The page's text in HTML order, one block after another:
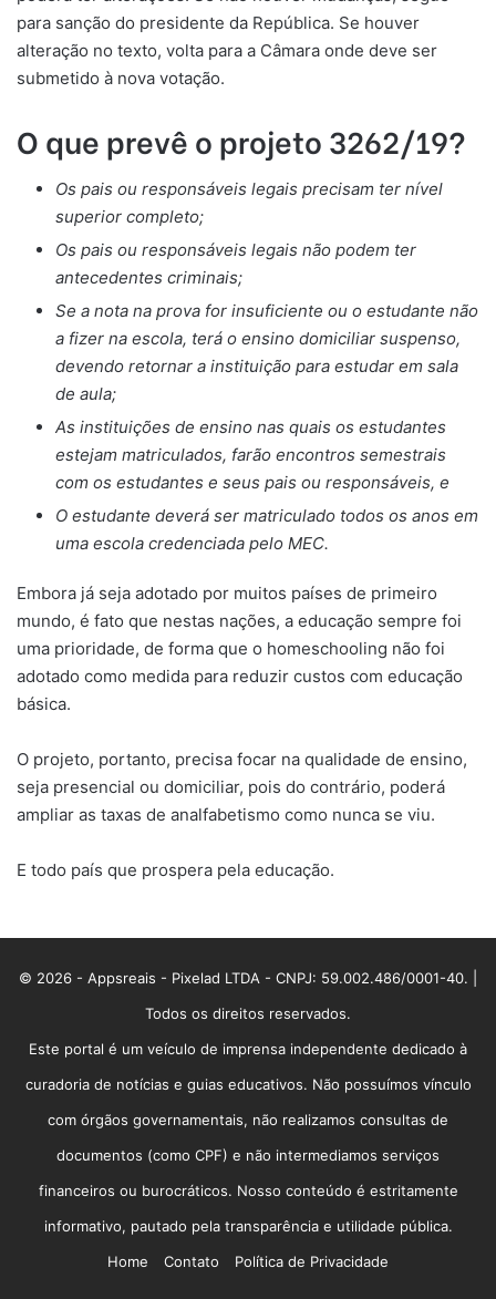
para sanção do presidente da República. Se houver
alteração no texto, volta para a Câmara onde deve ser
submetido à nova votação.
O que prevê o projeto 3262/19?
Os pais ou responsáveis legais precisam ter nível
superior completo;
Os pais ou responsáveis legais não podem ter
antecedentes criminais;
Se a nota na prova for insuficiente ou o estudante não
a fizer na escola, terá o ensino domiciliar suspenso,
devendo retornar a instituição para estudar em sala
de aula;
As instituições de ensino nas quais os estudantes
estejam matriculados, farão encontros semestrais
com os estudantes e seus pais ou responsáveis, e
O estudante deverá ser matriculado todos os anos em
uma escola credenciada pelo MEC.
Embora já seja adotado por muitos países de primeiro
mundo, é fato que nestas nações, a educação sempre foi
uma prioridade, de forma que o homeschooling não foi
adotado como medida para reduzir custos com educação
básica.
O projeto, portanto, precisa focar na qualidade de ensino,
seja presencial ou domiciliar, pois do contrário, poderá
ampliar as taxas de analfabetismo como nunca se viu.
E todo país que prospera pela educação.
© 2026 - Appsreais - Pixelad LTDA - CNPJ: 59.002.486/0001-40. |
Todos os direitos reservados.
Este portal é um veículo de imprensa independente dedicado à
curadoria de notícias e guias educativos. Não possuímos vínculo
com órgãos governamentais, não realizamos consultas de
documentos (como CPF) e não intermediamos serviços
financeiros ou burocráticos. Nosso conteúdo é estritamente
informativo, pautado pela transparência e utilidade pública.
Home
Contato Política de Privacidade